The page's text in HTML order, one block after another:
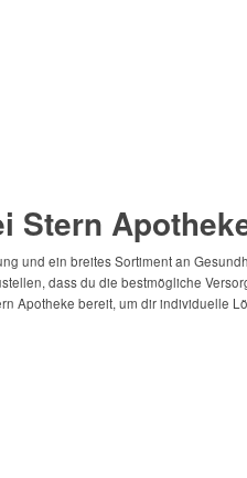
Stern
und ein breites Sortiment an
dass du die bestmögliche
Apotheke bereit, um dir individuelle